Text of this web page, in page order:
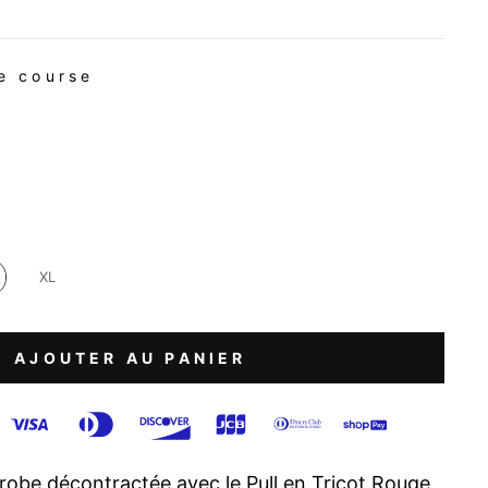
course
XL
AJOUTER AU PANIER
décontractée avec le Pull en Tricot Rouge